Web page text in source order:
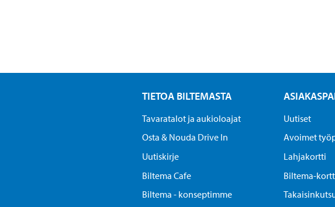
TIETOA BILTEMASTA
Tavaratalot ja aukioloajat
Osta & Nouda Drive In
Uutiskirje
Biltema Cafe
Biltema - konseptimme
Uutiset
Avoimet
Lahjakortti
Biltema-